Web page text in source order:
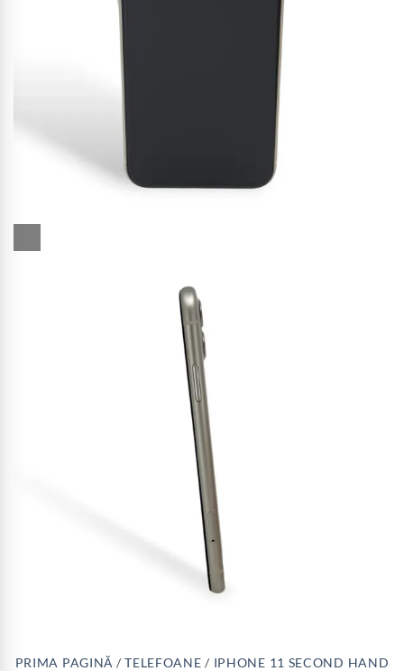
PRIMA PAGINĂ / TELEFOANE / IPHONE 11 SECOND HAND